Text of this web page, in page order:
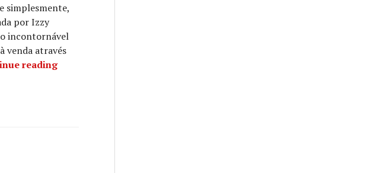
simplesmente,
por Izzy
incontornável
venda através
readingGUNS N’ ROSES: Guitarra usada por Izzy no «Appetite For